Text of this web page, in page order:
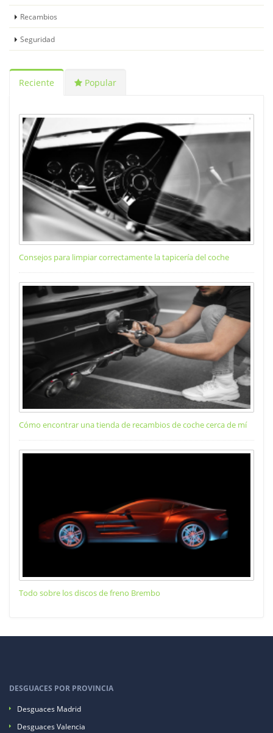
Recambios
Seguridad
Reciente Popular
Consejos para limpiar correctamente la tapicería del coche
Cómo encontrar una tienda de recambios de coche cerca de mí
Todo sobre los discos de freno Brembo
DESGUACES POR PROVINCIA
Desguaces Madrid
Desguaces Valencia